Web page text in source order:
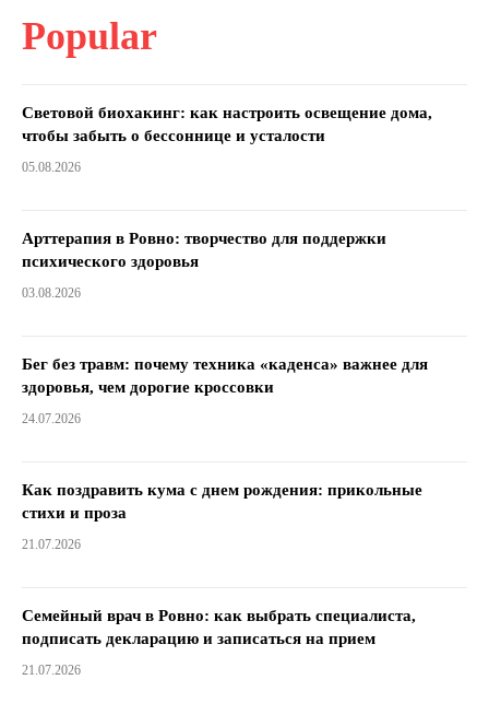
Popular
Световой биохакинг: как настроить освещение дома,
чтобы забыть о бессоннице и усталости
05.08.2026
Арттерапия в Ровно: творчество для поддержки
психического здоровья
03.08.2026
Бег без травм: почему техника «каденса» важнее для
здоровья, чем дорогие кроссовки
24.07.2026
Как поздравить кума с днем ​​рождения: прикольные
стихи и проза
21.07.2026
Семейный врач в Ровно: как выбрать специалиста,
подписать декларацию и записаться на прием
21.07.2026